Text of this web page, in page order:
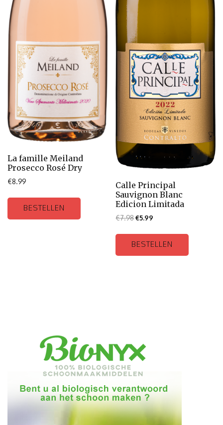
La famille Meiland
Prosecco Rosé Dry
€8.99
BESTELLEN
Calle Principal
Sauvignon Blanc
Edicion Limitada
€7.98€5.99
BESTELLEN